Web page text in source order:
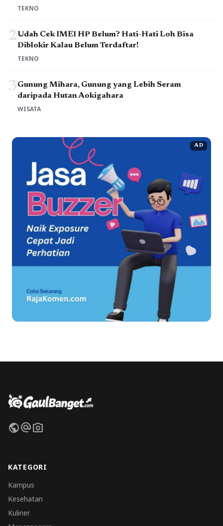
TEKNO
2Udah Cek IMEI HP Belum? Hati-Hati Loh Bisa
Diblokir Kalau Belum Terdaftar!
TEKNO
3Gunung Mihara, Gunung yang Lebih Seram
daripada Hutan Aokigahara
WISATA
AD
publicalternate_emailphoto_camera
KATEGORI
Kampus
Kesehatan
Kuliner